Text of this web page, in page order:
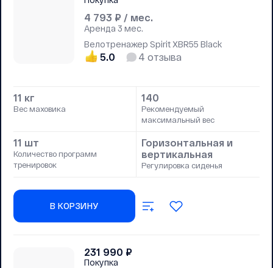
4 793 ₽ / мес.
Аренда 3 мес.
Велотренажер Spirit XBR55 Black
5.0 4 отзыва
11 кг
Вес маховика
140
Рекомендуемый
максимальный вес
11 шт
Количество программ
тренировок
Горизонтальная и
вертикальная
Регулировка сиденья
В КОРЗИНУ
231 990 ₽
Покупка